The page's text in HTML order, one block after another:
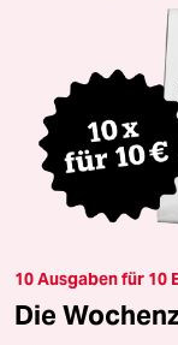
10 Ausgaben für 10
Die